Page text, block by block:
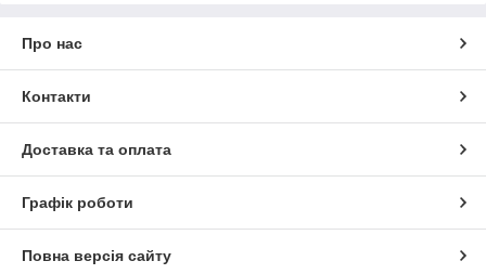
Про нас
Контакти
Доставка та оплата
Графік роботи
Повна версія сайту